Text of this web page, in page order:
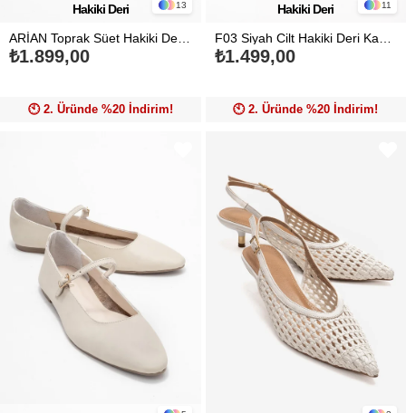
13
₺1.899,00
🕙️ 2. Üründe %20 İndirim!
Hakiki Deri 11
₺1.499,00
🕙️ 2. Üründe %20 İndirim!
Hakiki Deri